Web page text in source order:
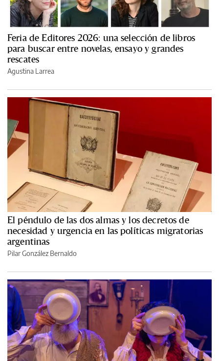
Feria de Editores 2026: una selección de libros
para buscar entre novelas, ensayo y grandes
rescates
Agustina Larrea
El péndulo de las dos almas y los decretos de
necesidad y urgencia en las políticas migratorias
argentinas
Pilar González Bernaldo